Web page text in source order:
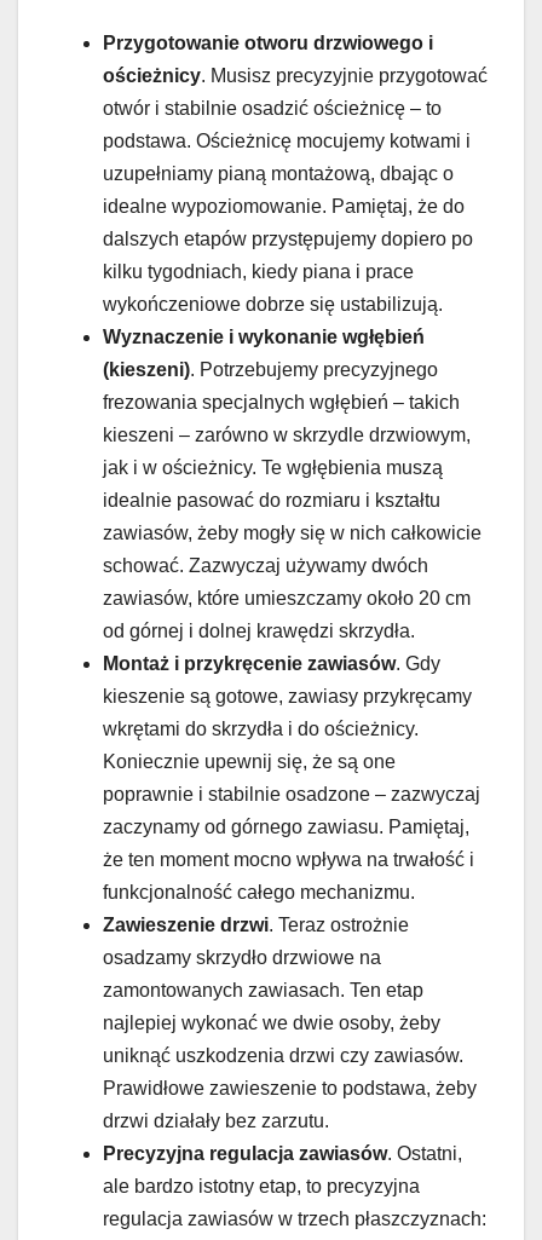
Przygotowanie otworu drzwiowego i
ościeżnicy. Musisz precyzyjnie przygotować
otwór i stabilnie osadzić ościeżnicę – to
podstawa. Ościeżnicę mocujemy kotwami i
uzupełniamy pianą montażową, dbając o
idealne wypoziomowanie. Pamiętaj, że do
dalszych etapów przystępujemy dopiero po
kilku tygodniach, kiedy piana i prace
wykończeniowe dobrze się ustabilizują.
Wyznaczenie i wykonanie wgłębień
(kieszeni). Potrzebujemy precyzyjnego
frezowania specjalnych wgłębień – takich
kieszeni – zarówno w skrzydle drzwiowym,
jak i w ościeżnicy. Te wgłębienia muszą
idealnie pasować do rozmiaru i kształtu
zawiasów, żeby mogły się w nich całkowicie
schować. Zazwyczaj używamy dwóch
zawiasów, które umieszczamy około 20 cm
od górnej i dolnej krawędzi skrzydła.
Montaż i przykręcenie zawiasów. Gdy
kieszenie są gotowe, zawiasy przykręcamy
wkrętami do skrzydła i do ościeżnicy.
Koniecznie upewnij się, że są one
poprawnie i stabilnie osadzone – zazwyczaj
zaczynamy od górnego zawiasu. Pamiętaj,
że ten moment mocno wpływa na trwałość i
funkcjonalność całego mechanizmu.
Zawieszenie drzwi. Teraz ostrożnie
osadzamy skrzydło drzwiowe na
zamontowanych zawiasach. Ten etap
najlepiej wykonać we dwie osoby, żeby
uniknąć uszkodzenia drzwi czy zawiasów.
Prawidłowe zawieszenie to podstawa, żeby
drzwi działały bez zarzutu.
Precyzyjna regulacja zawiasów. Ostatni,
ale bardzo istotny etap, to precyzyjna
regulacja zawiasów w trzech płaszczyznach: